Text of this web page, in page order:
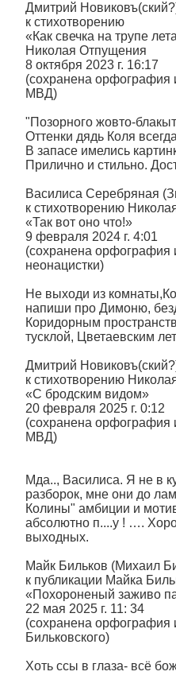
Дмитрий
к стихотворению
«Как свечка на трупе
Николая Отпущения
8 октября 2023 г. 16:17
(сохранена орфография
МВД)
"Позорного жовто-
Оттенки дядь Коля
В запасе имелись
Прилично и стильно.
Василиса Серебряная
к стихотворению
«Так вот оно что!»
9 февраля 2024 г. 4:01
(сохранена орфография
неонацистки)
Не выходи из
напиши про Димоню,
Коридорным
тусклой, Цветаевским
Дмитрий
к стихотворению
«С бродским видом»
20 февраля 2025 г. 0:12
(сохранена орфография
МВД)
Мда.., Василиса. Я не в
разборок, мне они до
Колины" амбиции и
абсолютно п....у ! ….
выходных.
Майк Бильков (Михаил
к публикации Майка
«Похороненый заживо
22 мая 2025 г. 11: 34
(сохранена орфография
Бильковского)
Хоть ссы в глаза- всё